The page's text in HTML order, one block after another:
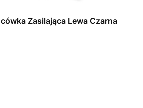
Zasilająca Lewa Czarna